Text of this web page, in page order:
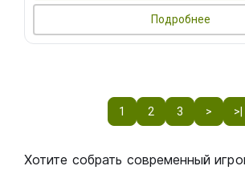
Подробнее
1 2 3 > >|
Хотите собрать современный